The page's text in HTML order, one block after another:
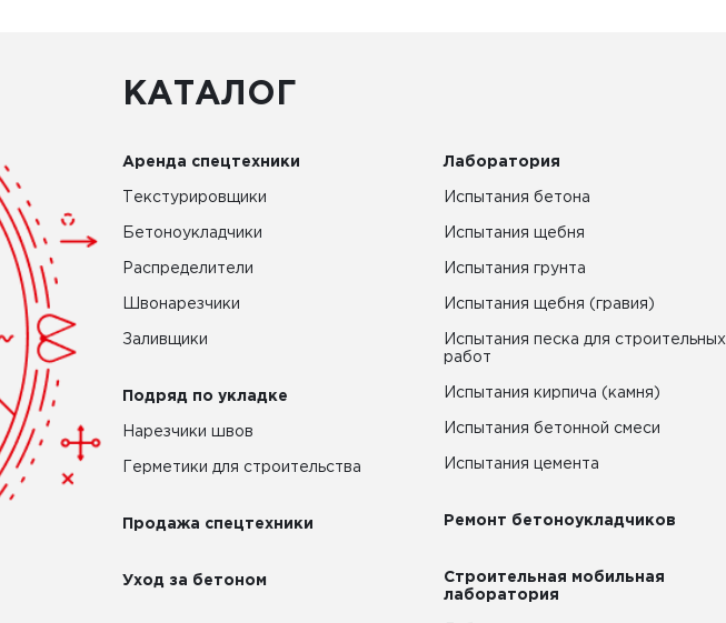
КАТАЛОГ
Аренда спецтехники
Текстурировщики
Бетоноукладчики
Распределители
Швонарезчики
Заливщики
Подряд по укладке
Нарезчики швов
Герметики для строительства
Продажа спецтехники
Уход за бетоном
Лаборатория
Испытания бетона
Испытания щебня
Испытания грунта
Испытания щебня (гравия)
Испытания песка для строительных
работ
Испытания кирпича (камня)
Испытания бетонной смеси
Испытания цемента
Ремонт бетоноукладчиков
Строительная мобильная
лаборатория